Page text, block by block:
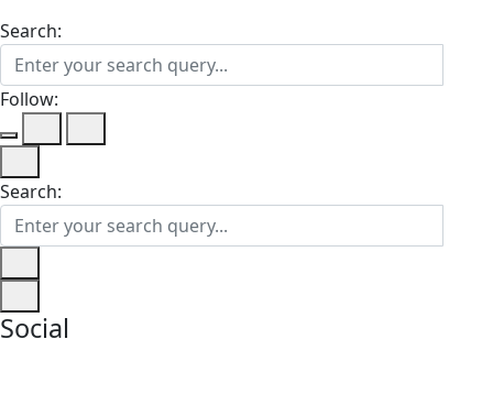
Search:
Follow:
Search:
Social